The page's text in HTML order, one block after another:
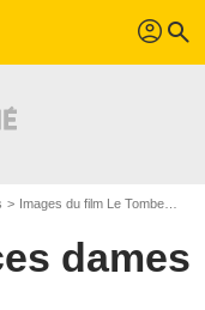
profil search
Images du film Le Tombeur de ces dames
dames